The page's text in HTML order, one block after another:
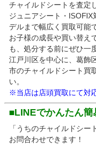
チャイルドシートを査定
ジュニアシート・
デルまで幅広く買取可能
お子様の成長や買い替え
も、処分する前にぜひ一
江戸川区を中心に、葛飾
市のチャイルドシート買
い。
※当店は店頭買取にて対
■LINEでかんたん簡
「うちのチャイルドシ
お問合わせできます！